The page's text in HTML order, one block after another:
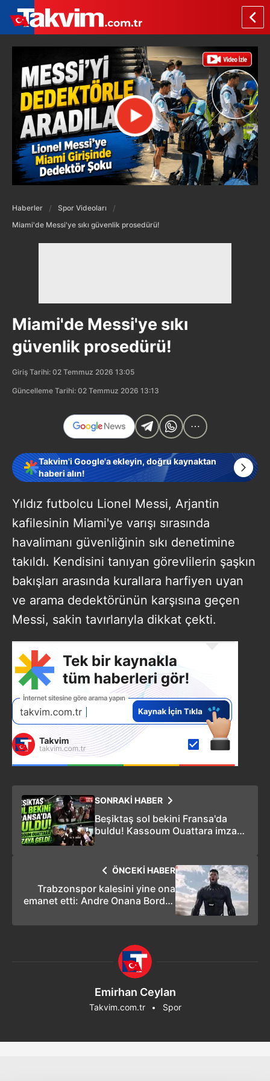
Haberler
Spor Videoları
Miami'de Messi'ye sıkı güvenlik prosedürü!
Miami'de Messi'ye sıkı
güvenlik prosedürü!
Giriş Tarihi: 02 Temmuz 2026 13:05
Güncelleme Tarihi: 02 Temmuz 2026 13:13
Takvim'i Google'a ekleyin, doğru kaynaktan
haberi alın!
Yıldız futbolcu Lionel Messi, Arjantin
kafilesinin Miami'ye varışı sırasında
havalimanı güvenliğinin sıkı denetimine
takıldı. Kendisini tanıyan görevlilerin şaşkın
bakışları arasında kurallara harfiyen uyan
ve arama dedektörünün karşısına geçen
Messi, sakin tavırlarıyla dikkat çekti.
SONRAKİ HABER
Beşiktaş sol bekini Fransa'da
buldu! Kassoum Ouattara imzaya
ÖNCEKİ HABER
Trabzonspor kalesini yine ona
emanet etti: Andre Onana Bordo-
Emirhan Ceylan
Takvim.com.tr Spor